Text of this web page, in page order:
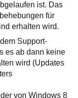
ist. Das
für
erhalten wird.
Support-
es ab dann keine
wird (Updates
von Windows 8